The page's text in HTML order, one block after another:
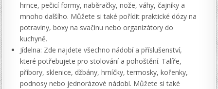
hrnce, pečicí formy, naběračky, nože, váhy, čajníky a
mnoho dalšího. Můžete si také pořídit praktické dózy na
potraviny, boxy na svačinu nebo organizátory do
kuchyně.
Jídelna: Zde najdete všechno nádobí a příslušenství,
které potřebujete pro stolování a pohoštění. Talíře,
příbory, sklenice, džbány, hrníčky, termosky, kořenky,
podnosy nebo jednorázové nádobí. Můžete si také